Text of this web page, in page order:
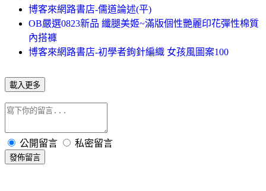
博客來網路書店-儒道論述(平)
OB嚴選0823新品 纖腿美姬~滿版個性艷麗印花彈性棉質
內搭褲
博客來網路書店-初學者鉤針編織 女孩風圖案100
載入更多
公開留言 私密留言
發佈留言